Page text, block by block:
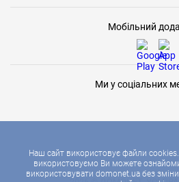
Наш сайт використовує файли
використовуємо Ви можете
використовувати domonet.ua без
Мобільний
Ми у соціальних